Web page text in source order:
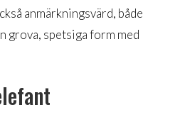
anmärkningsvärd, både
grova, spetsiga form med